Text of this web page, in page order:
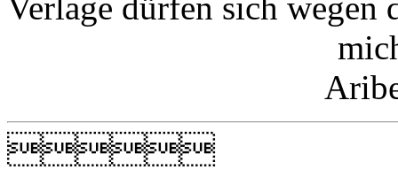
